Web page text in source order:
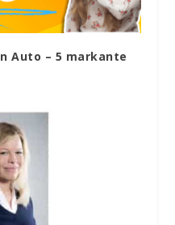
Auto – 5 markante